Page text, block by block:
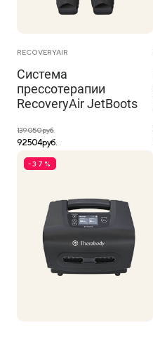
RECOVERYAIR
Система
прессотерапии
RecoveryAir JetBoots
139 050 руб.
92 504 руб.
-37%